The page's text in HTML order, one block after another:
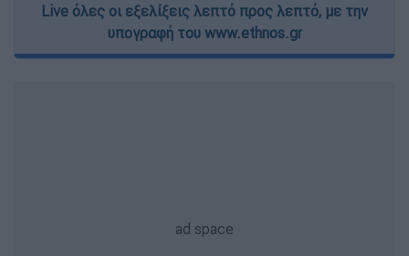
Live όλες οι εξελίξεις λεπτό προς λεπτό, με την
υπογραφή του www.ethnos.gr